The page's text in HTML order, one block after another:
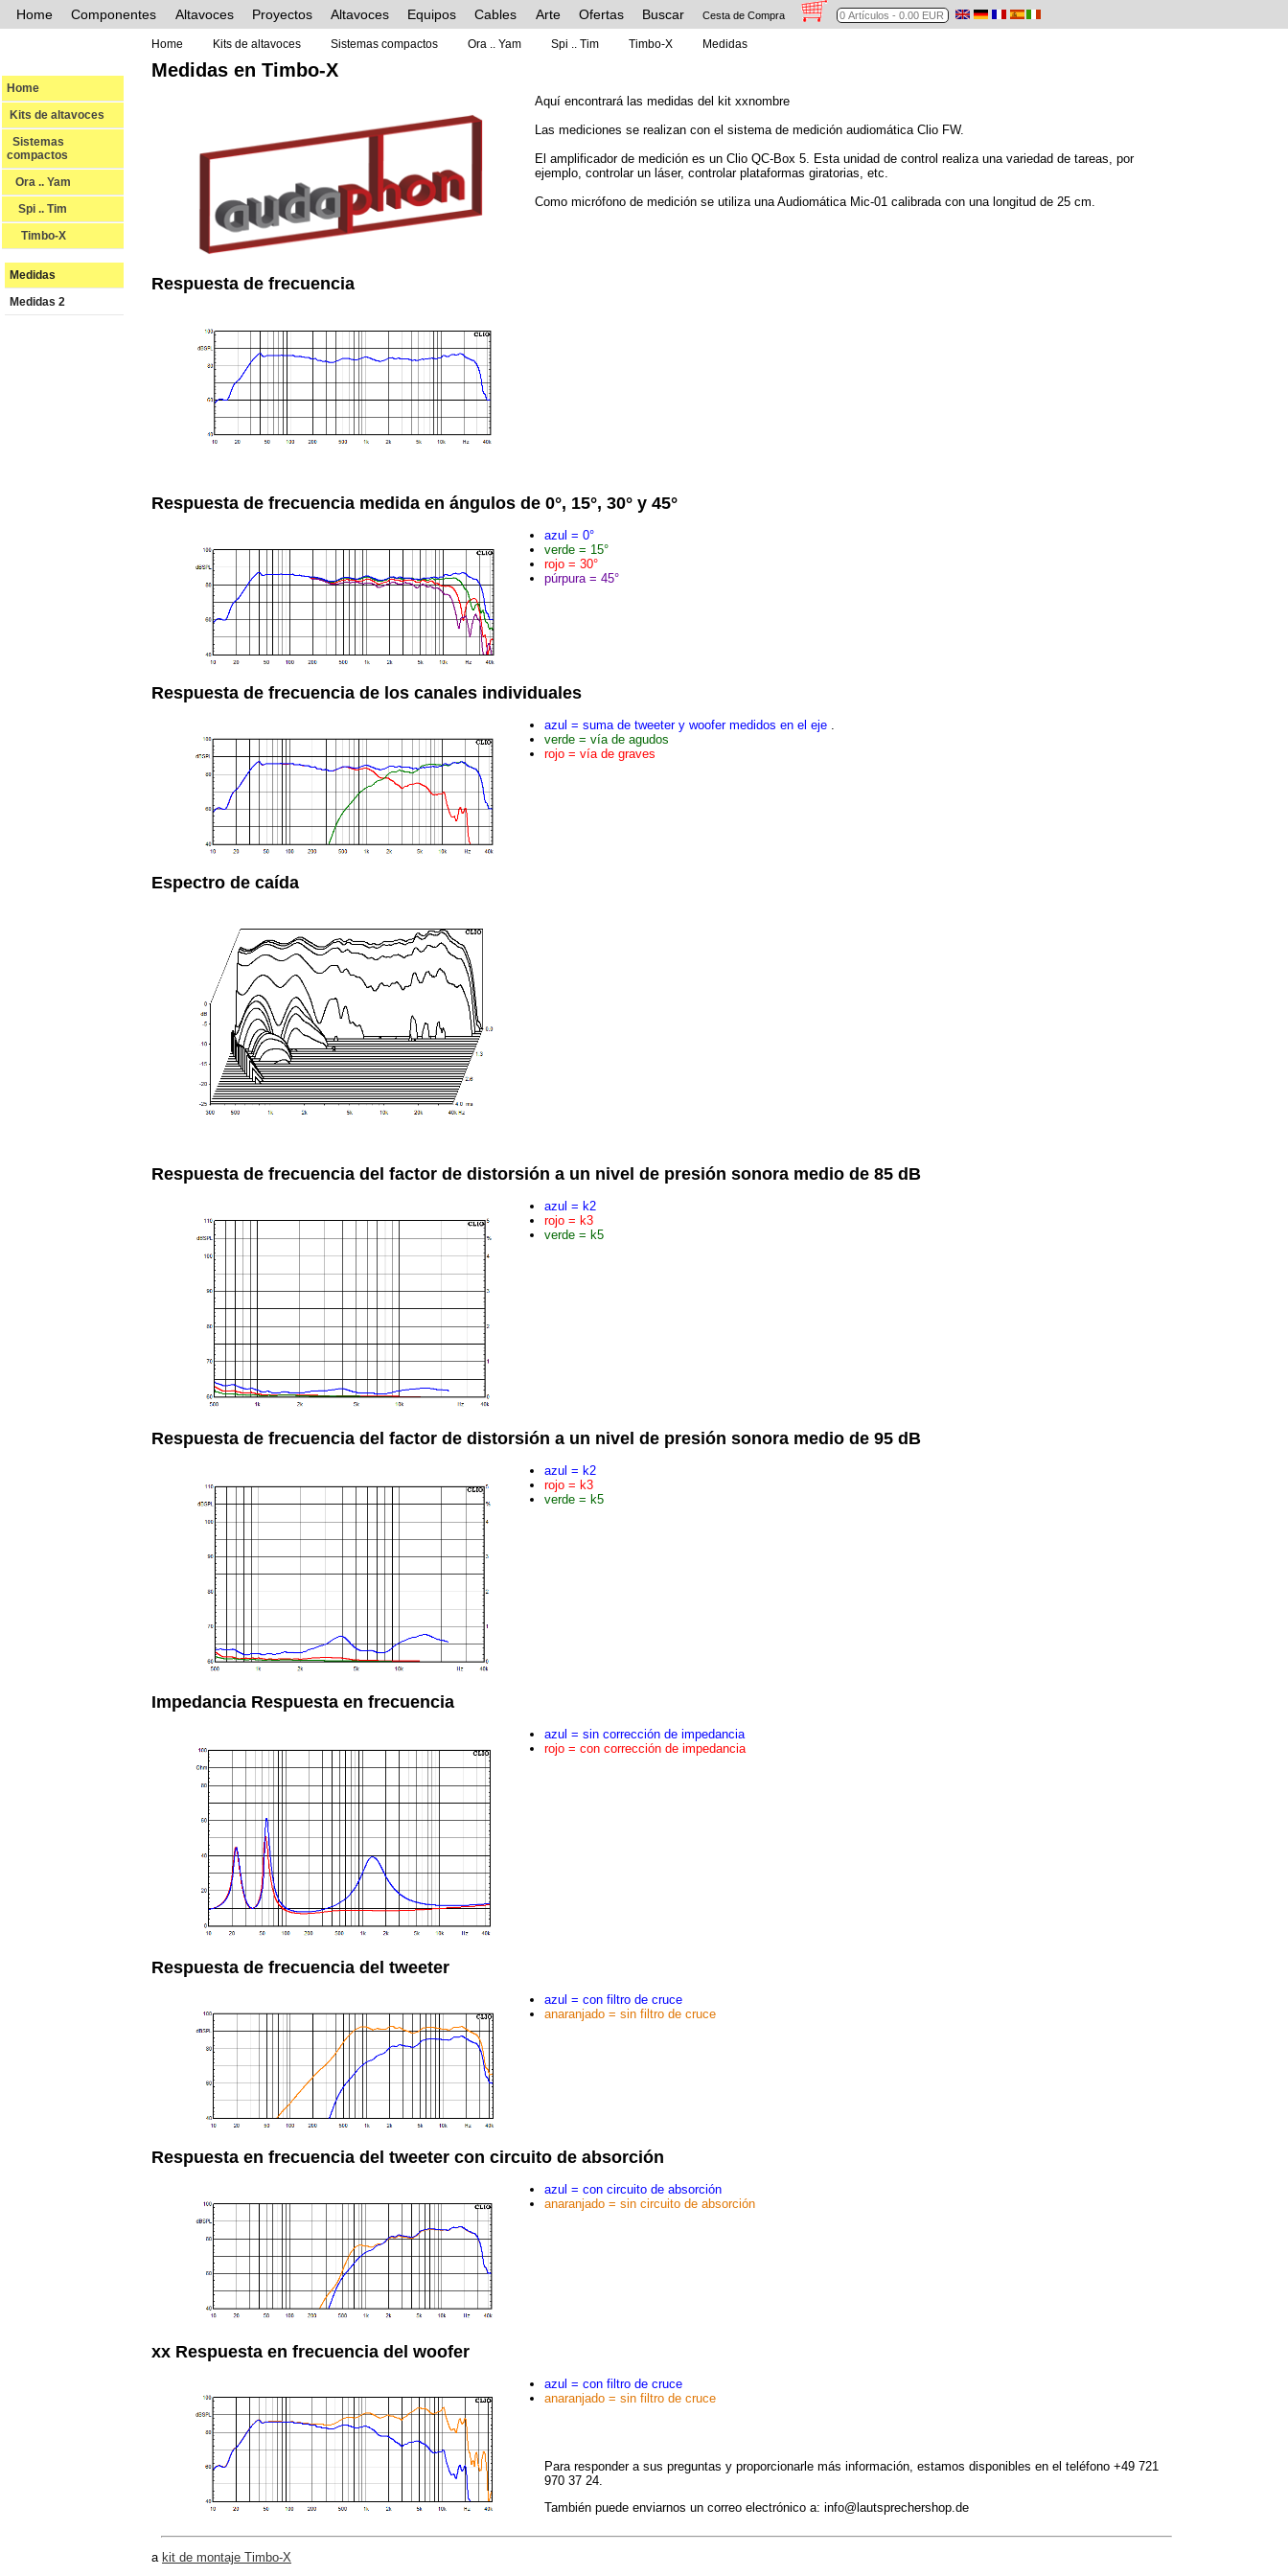
Home Componentes Altavoces Proyectos Altavoces Equipos Cables Arte Ofertas Buscar Cesta de Compra
Home Kits de altavoces Sistemas compactos Ora .. Yam Spi .. Tim Timbo-X Medidas
Home
Kits de altavoces
Sistemas
compactos
Ora .. Yam
Spi .. Tim
Timbo-X
Medidas
Medidas 2
Medidas en Timbo-X
Aquí encontrará las medidas del kit xxnombre
Las mediciones se realizan con el sistema de medición audiomática Clio FW.
El amplificador de medición es un Clio QC-Box 5. Esta unidad de control realiza una variedad de tareas, por
ejemplo, controlar un láser, controlar plataformas giratorias, etc.
Como micrófono de medición se utiliza una Audiomática Mic-01 calibrada con una longitud de 25 cm.
Respuesta de frecuencia
Respuesta de frecuencia medida en ángulos de 0°, 15°, 30° y 45°
azul = 0°
verde = 15°
rojo = 30°
púrpura = 45°
Respuesta de frecuencia de los canales individuales
azul = suma de tweeter y woofer medidos en el eje .
verde = vía de agudos
rojo = vía de graves
Espectro de caída
Respuesta de frecuencia del factor de distorsión a un nivel de presión sonora medio de 85 dB
azul = k2
rojo = k3
verde = k5
Respuesta de frecuencia del factor de distorsión a un nivel de presión sonora medio de 95 dB
azul = k2
rojo = k3
verde = k5
Impedancia Respuesta en frecuencia
azul = sin corrección de impedancia
rojo = con corrección de impedancia
Respuesta de frecuencia del tweeter
azul = con filtro de cruce
anaranjado = sin filtro de cruce
Respuesta en frecuencia del tweeter con circuito de absorción
azul = con circuito de absorción
anaranjado = sin circuito de absorción
xx Respuesta en frecuencia del woofer
azul = con filtro de cruce
anaranjado = sin filtro de cruce
Para responder a sus preguntas y proporcionarle más información, estamos disponibles en el teléfono +49 721
970 37 24.
También puede enviarnos un correo electrónico a: info@lautsprechershop.de
a kit de montaje Timbo-X